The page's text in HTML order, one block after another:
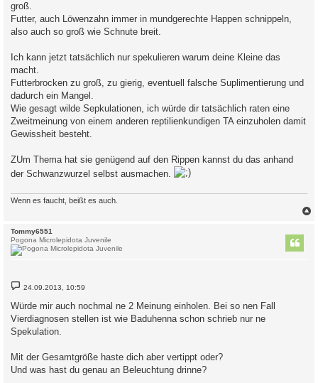
groß.
Futter, auch Löwenzahn immer in mundgerechte Happen schnippeln,
also auch so groß wie Schnute breit.
Ich kann jetzt tatsächlich nur spekulieren warum deine Kleine das
macht.
Futterbrocken zu groß, zu gierig, eventuell falsche Suplimentierung und
dadurch ein Mangel.
Wie gesagt wilde Sepkulationen, ich würde dir tatsächlich raten eine
Zweitmeinung von einem anderen reptilienkundigen TA einzuholen damit
Gewissheit besteht.
ZUm Thema hat sie genügend auf den Rippen kannst du das anhand
der Schwanzwurzel selbst ausmachen.
Wenn es faucht, beißt es auch.
Tommy6551
Pogona Microlepidota Juvenile
B
e
i
t
r
g
24.09.2013, 10:59
Würde mir auch nochmal ne 2 Meinung einholen. Bei so nen Fall
Vierdiagnosen stellen ist wie Baduhenna schon schrieb nur ne
Spekulation.
Mit der Gesamtgröße haste dich aber vertippt oder?
Und was hast du genau an Beleuchtung drinne?